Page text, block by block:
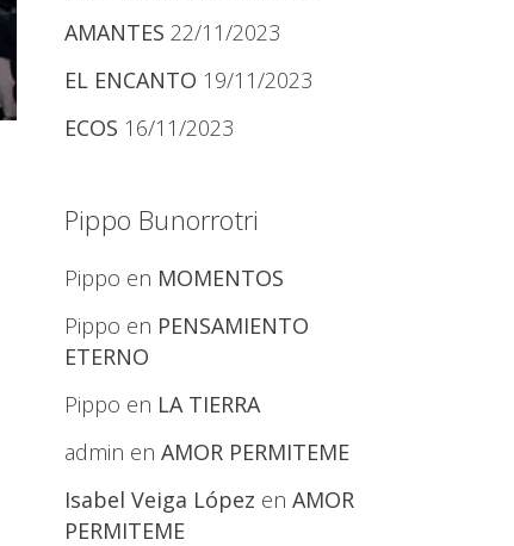
AMANTES 22/11/2023
EL ENCANTO 19/11/2023
ECOS 16/11/2023
Pippo Bunorrotri
Pippo en MOMENTOS
Pippo en PENSAMIENTO
ETERNO
Pippo en LA TIERRA
admin en AMOR PERMITEME
Isabel Veiga López en AMOR
PERMITEME